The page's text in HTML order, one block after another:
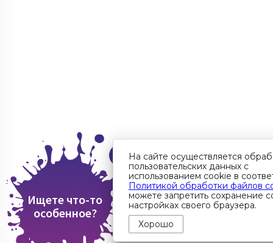
Ищете что-то
особенное?
На сайте осуществляется
пользовательских данных с
использованием cookie в
Политикой обработки файлов
можете запретить сохранение
настройках своего браузера.
Хорошо